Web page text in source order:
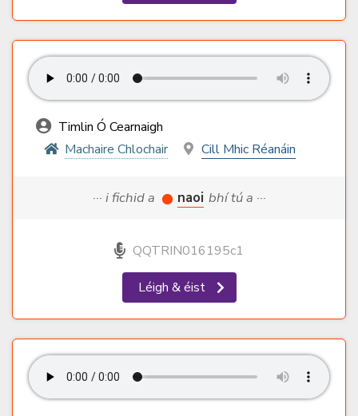
Timlin Ó Cearnaigh
Machaire Chlochair
Cill Mhic Réanáin
··· i fichid a naoi bhí tú a ···
QQTRIN016195c1
Léigh & éist